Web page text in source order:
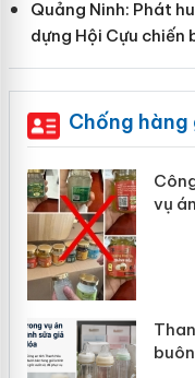
Quảng Ninh: Phát
dựng Hội Cựu chiến
Chống hàng
Lào
trong
Hưng
giả mạo
Cà Mau:
phẩm
doanh